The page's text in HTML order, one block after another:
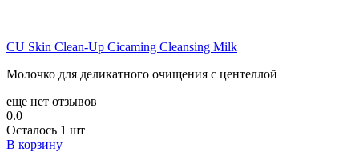
CU Skin Clean-Up Cicaming Cleansing Milk
Молочко для деликатного очищения с центеллой
еще нет отзывов
0.0
Осталось 1 шт
В корзину